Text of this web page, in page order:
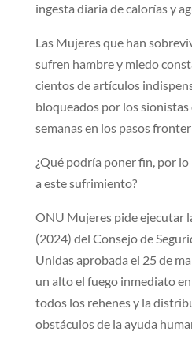
ingesta diaria de calorías y
Las Mujeres que han
sufren hambre y miedo
cientos de artículos
bloqueados por los
semanas en los pasos
¿Qué podría poner fin, por
a este sufrimiento?
ONU Mujeres pide ejecutar
(2024) del Consejo de
Unidas aprobada el 25 de
un alto el fuego inmediato
todos los rehenes y la
obstáculos de la ayuda